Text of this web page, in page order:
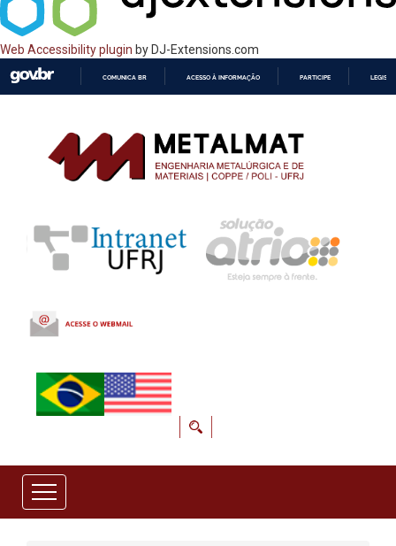
Web Accessibility plugin by DJ-Extensions.com
CONTEÚDO
COMUNICA BR ACESSO À INFORMAÇÃO PARTICIPE